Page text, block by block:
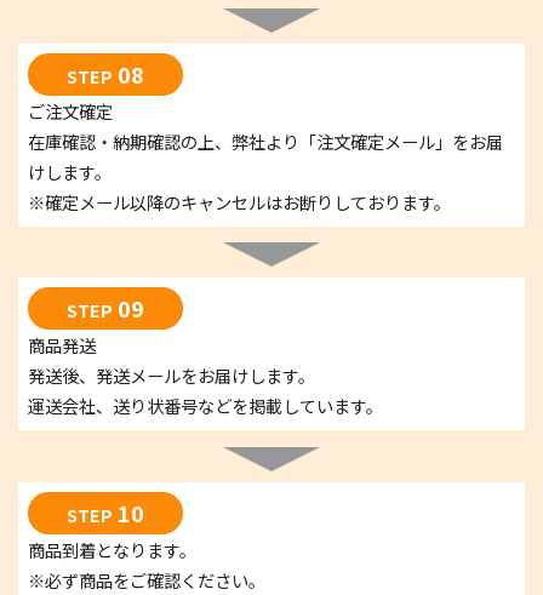
STEP 08
ご注文確定
在庫確認・納期確認の上、弊社より「注文確定メール」をお届
けします。
※確定メール以降のキャンセルはお断りしております。
STEP 09
商品発送
発送後、発送メールをお届けします。
運送会社、送り状番号などを掲載しています。
STEP 10
商品到着となります。
※必ず商品をご確認ください。